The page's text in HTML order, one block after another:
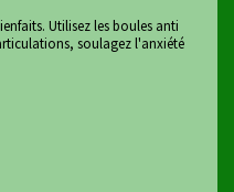
Utilisez les boules anti
soulagez l'anxiété